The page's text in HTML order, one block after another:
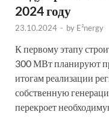
2024 году
23.10.2024 - by E²nergy
К первому этапу
300 МВт планируют
итогам реализации
собственную
перекроет